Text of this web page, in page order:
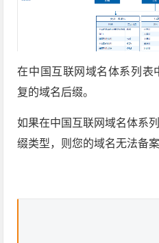
在中国互联网域名体系列表
复的域名后缀。
如果在中国互联网域名体系
缀类型，则您的域名无法备案